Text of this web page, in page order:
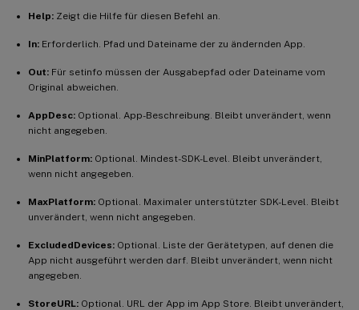
Help: Zeigt die Hilfe für diesen Befehl an.
In: Erforderlich. Pfad und Dateiname der zu ändernden App.
Out: Für setinfo müssen der Ausgabepfad oder Dateiname vom
Original abweichen.
AppDesc: Optional. App-Beschreibung. Bleibt unverändert, wenn
nicht angegeben.
MinPlatform: Optional. Mindest-SDK-Level. Bleibt unverändert,
wenn nicht angegeben.
MaxPlatform: Optional. Maximaler unterstützter SDK-Level. Bleibt
unverändert, wenn nicht angegeben.
ExcludedDevices: Optional. Liste der Gerätetypen, auf denen die
App nicht ausgeführt werden darf. Bleibt unverändert, wenn nicht
angegeben.
StoreURL: Optional. URL der App im App Store. Bleibt unverändert,